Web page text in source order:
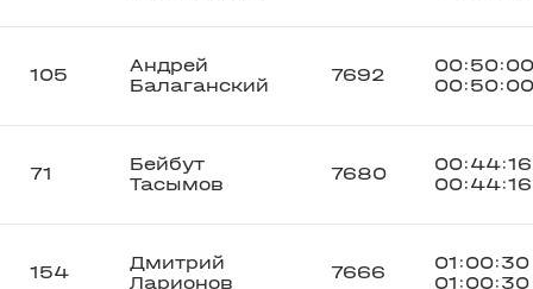
105
Андрей
Балаганский
7692
00:50:00
00:50:00
71
Бейбут
Тасымов
7680
00:44:16
00:44:16
154
Дмитрий
Ларионов
7666
01:00:30
01:00:30